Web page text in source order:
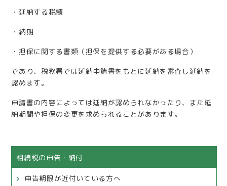
・延納する税額
・納期
・担保に関する書類（担保を提供する必要がある場合）
であり、税務署では延納申請書をもとに延納を審査し延納を
認めます。
申請書の内容によっては延納が認められなかったり、また延
納期間や担保の変更を求められることがあります。
相続税の申告・納付
申告期限が近付いている方へ